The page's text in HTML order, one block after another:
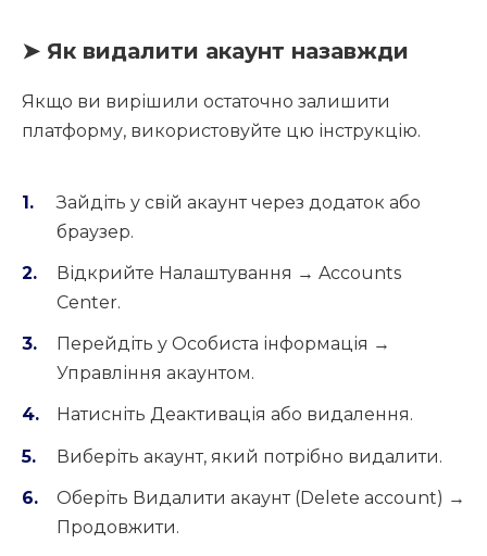
➤ Як видалити акаунт назавжди
Якщо ви вирішили остаточно залишити
платформу, використовуйте цю інструкцію.
Зайдіть у свій акаунт через додаток або
браузер.
Відкрийте Налаштування → Accounts
Center.
Перейдіть у Особиста інформація →
Управління акаунтом.
Натисніть Деактивація або видалення.
Виберіть акаунт, який потрібно видалити.
Оберіть Видалити акаунт (Delete account) →
Продовжити.